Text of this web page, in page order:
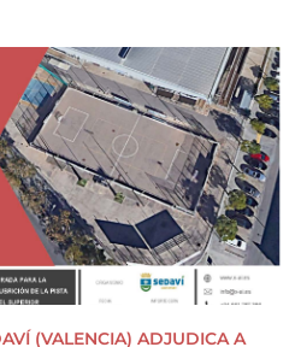
(VALENCIA) ADJUDICA A